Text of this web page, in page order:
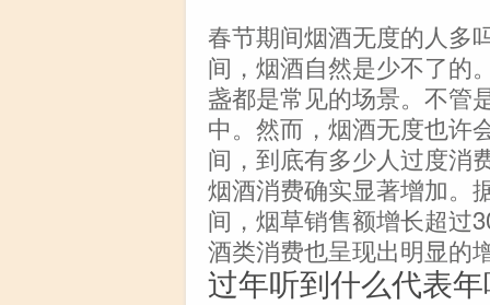
春节期间烟酒无度的人多
间，烟酒自然是少不了的
盏都是常见的场景。不管
中。然而，烟酒无度也许
间，到底有多少人过度消
烟酒消费确实显著增加。
间，烟草销售额增长超过
酒类消费也呈现出明显的
过年听到什么代表